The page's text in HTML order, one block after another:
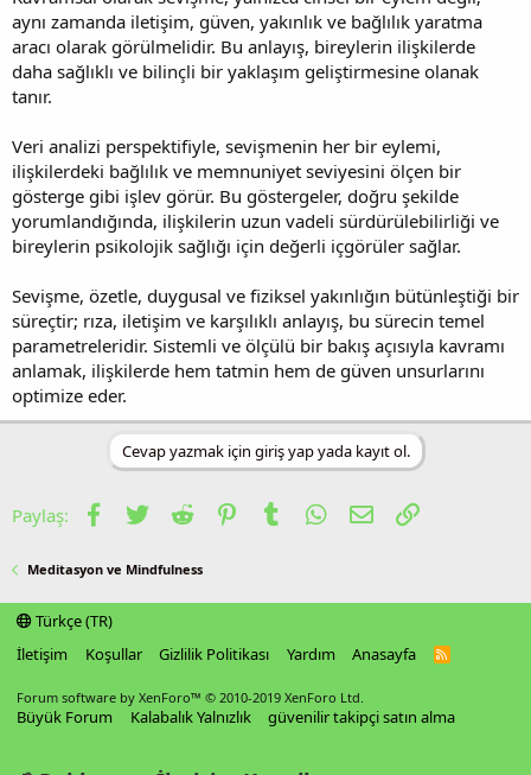
aynı zamanda iletişim, güven, yakınlık ve bağlılık yaratma
aracı olarak görülmelidir. Bu anlayış, bireylerin ilişkilerde
daha sağlıklı ve bilinçli bir yaklaşım geliştirmesine olanak
tanır.
Veri analizi perspektifiyle, sevişmenin her bir eylemi,
ilişkilerdeki bağlılık ve memnuniyet seviyesini ölçen bir
gösterge gibi işlev görür. Bu göstergeler, doğru şekilde
yorumlandığında, ilişkilerin uzun vadeli sürdürülebilirliği ve
bireylerin psikolojik sağlığı için değerli içgörüler sağlar.
Sevişme, özetle, duygusal ve fiziksel yakınlığın bütünleştiği bir
süreçtir; rıza, iletişim ve karşılıklı anlayış, bu sürecin temel
parametreleridir. Sistemli ve ölçülü bir bakış açısıyla kavramı
anlamak, ilişkilerde hem tatmin hem de güven unsurlarını
optimize eder.
Cevap yazmak için giriş yap yada kayıt ol.
Paylaş: Facebook
TwitterReddit PinterestTumblrWhatsApp
E-postaLink
Meditasyon ve Mindfulness
Türkçe (TR)
İletişim
Koşullar Gizlilik Politikası Yardım Anasayfa
R
Forum software by XenForo™ © 2010-2019 XenForo Ltd.
Büyük Forum Kalabalık Yalnızlık güvenilir takipçi satın alma